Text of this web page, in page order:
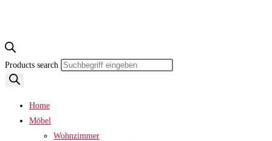
Products search
Home
Möbel
Wohnzimmer